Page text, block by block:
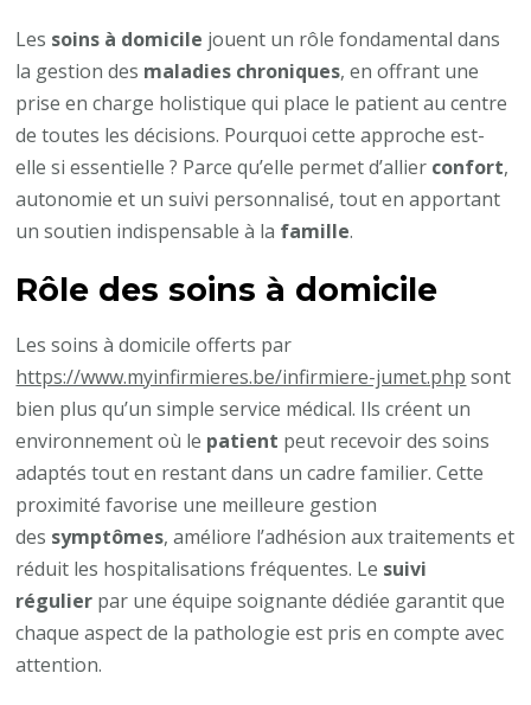
Les soins à domicile jouent un rôle fondamental dans
la gestion des maladies chroniques, en offrant une
prise en charge holistique qui place le patient au centre
de toutes les décisions. Pourquoi cette approche est-
elle si essentielle ? Parce qu’elle permet d’allier confort,
autonomie et un suivi personnalisé, tout en apportant
un soutien indispensable à la famille.
Rôle des soins à domicile
Les soins à domicile offerts par
https://www.myinfirmieres.be/infirmiere-jumet.php sont
bien plus qu’un simple service médical. Ils créent un
environnement où le patient peut recevoir des soins
adaptés tout en restant dans un cadre familier. Cette
proximité favorise une meilleure gestion
des symptômes, améliore l’adhésion aux traitements et
réduit les hospitalisations fréquentes. Le suivi
régulier par une équipe soignante dédiée garantit que
chaque aspect de la pathologie est pris en compte avec
attention.